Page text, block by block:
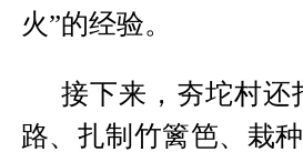
火”的经验。
接下来，夯坨村还
路、扎制竹篱笆、栽